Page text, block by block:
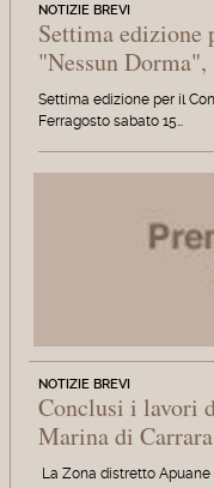
NOTIZIE BREVI
Settima edizione
"Nessun Dorma",
Settima edizione per il
Ferragosto sabato 15…
NOTIZIE BREVI
Conclusi i lavori
Marina di Carrara
La Zona distretto